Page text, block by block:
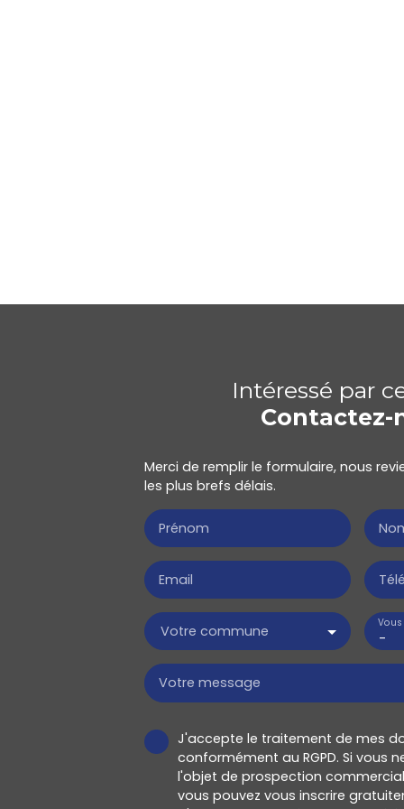
Intéressé par
Contactez-
Merci de remplir le formulaire, nous
les plus brefs délais.
Prénom
Email
Votre commune -
Vous
Votre message
J'accepte le traitement de mes
conformément au RGPD. Si vous
l'objet de prospection
vous pouvez vous inscrire